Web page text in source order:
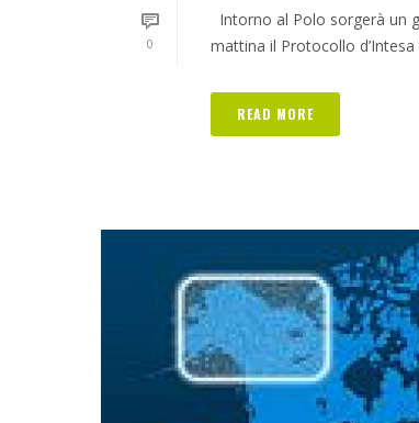
0
Intorno al Polo sorgerà un
mattina il Protocollo
READ MORE